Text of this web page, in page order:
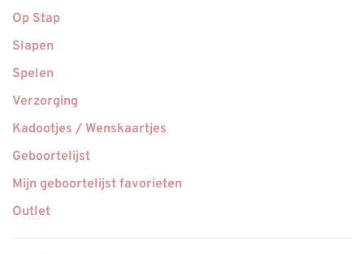
Op Stap
Slapen
Spelen
Verzorging
Kadootjes / Wenskaartjes
Geboortelijst
Mijn geboortelijst favorieten
Outlet